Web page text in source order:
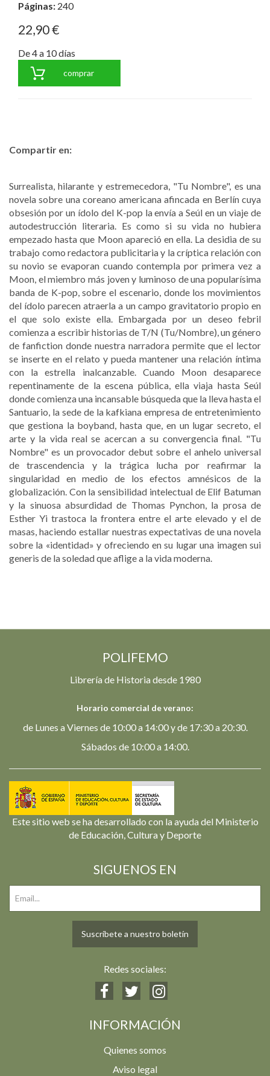
Páginas: 240
22,90 €
De 4 a 10 días
comprar
Compartir en:
Surrealista, hilarante y estremecedora, "Tu Nombre", es una
novela sobre una coreano americana afincada en Berlín cuya
obsesión por un ídolo del K-pop la envía a Seúl en un viaje de
autodestrucción literaria. Es como si su vida no hubiera
empezado hasta que Moon apareció en ella. La desidia de su
trabajo como redactora publicitaria y la críptica relación con
su novio se evaporan cuando contempla por primera vez a
Moon, el miembro más joven y luminoso de una popularísima
banda de K-pop, sobre el escenario, donde los movimientos
del ídolo parecen atraerla a un campo gravitatorio propio en
el que solo existe ella. Embargada por un deseo febril
comienza a escribir historias de T/N (Tu/Nombre), un género
de fanfiction donde nuestra narradora permite que el lector
se inserte en el relato y pueda mantener una relación íntima
con la estrella inalcanzable. Cuando Moon desaparece
repentinamente de la escena pública, ella viaja hasta Seúl
donde comienza una incansable búsqueda que la lleva hasta el
Santuario, la sede de la kafkiana empresa de entretenimiento
que gestiona la boyband, hasta que, en un lugar secreto, el
arte y la vida real se acercan a su convergencia final. "Tu
Nombre" es un provocador debut sobre el anhelo universal
de trascendencia y la trágica lucha por reafirmar la
singularidad en medio de los efectos amnésicos de la
globalización. Con la sensibilidad intelectual de Elif Batuman
y la sinuosa absurdidad de Thomas Pynchon, la prosa de
Esther Yi trastoca la frontera entre el arte elevado y el de
masas, haciendo estallar nuestras expectativas de una novela
sobre la «identidad» y ofreciendo en su lugar una imagen sui
generis de la soledad que aflige a la vida moderna.
POLIFEMO
Librería de Historia desde 1980
Horario comercial de verano:
de Lunes a Viernes de 10:00 a 14:00 y de 17:30 a 20:30.
Sábados de 10:00 a 14:00.
Este sitio web se ha desarrollado con la ayuda del Ministerio
de Educación, Cultura y Deporte
SIGUENOS EN
Suscríbete a nuestro boletín
Redes sociales:
INFORMACIÓN
Quienes somos
Aviso legal